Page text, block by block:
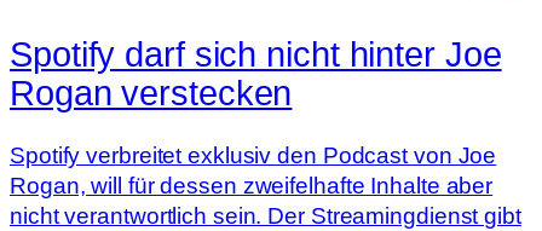
Spotify darf sich nicht hinter Joe
Rogan verstecken
Spotify verbreitet exklusiv den Podcast von Joe
Rogan, will für dessen zweifelhafte Inhalte aber
nicht verantwortlich sein. Der Streamingdienst gibt